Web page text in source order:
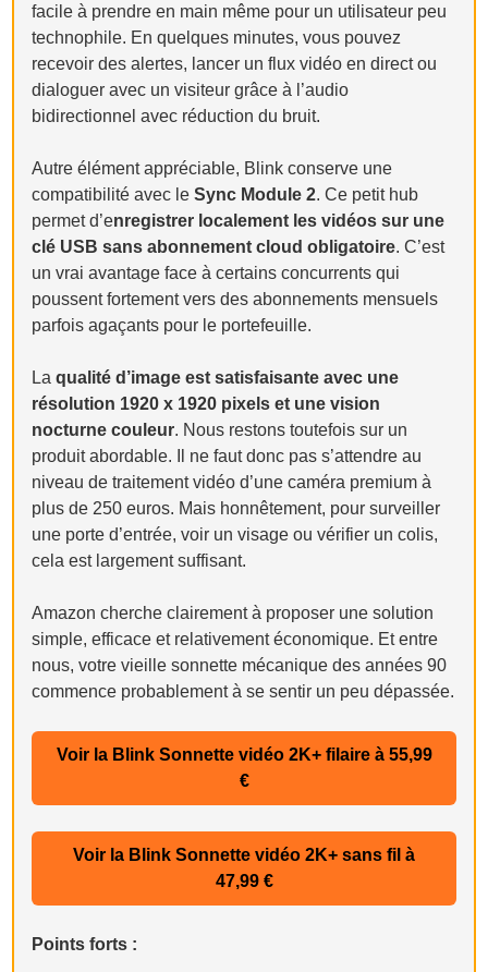
facile à prendre en main même pour un utilisateur peu
technophile. En quelques minutes, vous pouvez
recevoir des alertes, lancer un flux vidéo en direct ou
dialoguer avec un visiteur grâce à l’audio
bidirectionnel avec réduction du bruit.
Autre élément appréciable, Blink conserve une
compatibilité avec leSync Module 2. Ce petit hub
permet d’enregistrer localement les vidéos sur une
clé USB sans abonnement cloud obligatoire. C’est
un vrai avantage face à certains concurrents qui
poussent fortement vers des abonnements mensuels
parfois agaçants pour le portefeuille.
Laqualité d’image est satisfaisante avec une
résolution 1920 x 1920 pixels et une vision
nocturne couleur. Nous restons toutefois sur un
produit abordable. Il ne faut donc pas s’attendre au
niveau de traitement vidéo d’une caméra premium à
plus de 250 euros. Mais honnêtement, pour surveiller
une porte d’entrée, voir un visage ou vérifier un colis,
cela est largement suffisant.
Amazon cherche clairement à proposer une solution
simple, efficace et relativement économique. Et entre
nous, votre vieille sonnette mécanique des années 90
commence probablement à se sentir un peu dépassée.
Voir la Blink Sonnette vidéo 2K+ filaire à 55,99
€
Voir la Blink Sonnette vidéo 2K+ sans fil à
47,99 €
Points forts :